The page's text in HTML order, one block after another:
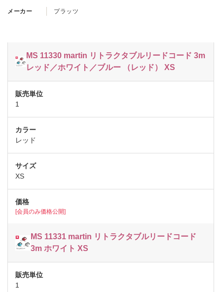
メーカー プラッツ
MS 11330 martin リトラクタブルリードコード 3m
レッド／ホワイト／ブルー （レッド） XS
1
レッド
XS
[会員のみ価格公開]
MS 11331 martin リトラクタブルリードコード
3m ホワイト XS
1